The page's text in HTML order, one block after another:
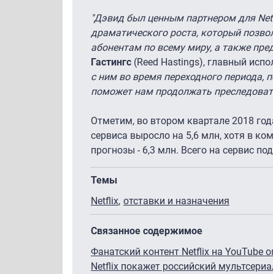
"Дэвид был ценным партнером для
драматического роста, который
абонентам по всему миру, а также
Гастингс (Reed Hastings), главный
с ним во время переходного периода,
поможет нам продолжать
Отметим, во втором квартале 2018
сервиса выросло на 5,6 млн, хотя в
прогнозы - 6,3 млн. Всего на сервис
Темы
Netflix отставки и назначения
Связанное содержимое
Фанатский контент Netflix на
Netflix покажет российский